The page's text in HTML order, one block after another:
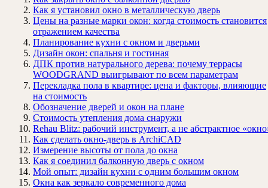
Как я установил окно в металлическую дверь
Цены на разные марки окон: когда стоимость становится
отражением качества
Планирование кухни с окном и дверьми
Дизайн окон: спальня и гостиная
ДПК против натурального дерева: почему террасы
WOODGRAND выигрывают по всем параметрам
Перекладка пола в квартире: цена и факторы, влияющие
на стоимость
Обозначение дверей и окон на плане
Стоимость утепления дома снаружи
Rehau Blitz: рабочий инструмент, а не абстрактное
Как сделать окно-дверь в ArchiCAD
Измерение высоты от пола до окна
Как я соединил балконную дверь с окном
Мой опыт: дизайн кухни с одним большим окном
Окна как зеркало современного дома